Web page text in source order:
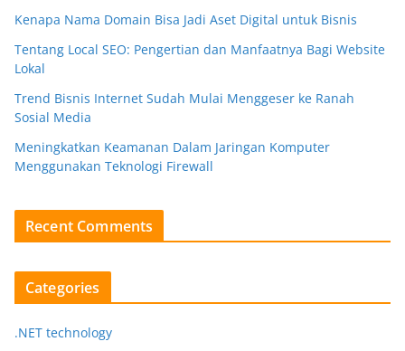
Kenapa Nama Domain Bisa Jadi Aset Digital untuk Bisnis
Tentang Local SEO: Pengertian dan Manfaatnya Bagi Website
Lokal
Trend Bisnis Internet Sudah Mulai Menggeser ke Ranah
Sosial Media
Meningkatkan Keamanan Dalam Jaringan Komputer
Menggunakan Teknologi Firewall
Recent Comments
Categories
.NET technology